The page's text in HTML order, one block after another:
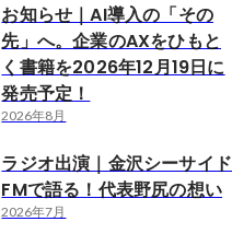
お知らせ｜AI導入の「その
先」へ。企業のAXをひもと
く書籍を2026年12月19日に
発売予定！
2026年8月
ラジオ出演｜金沢シーサイド
FMで語る！代表野尻の想い
2026年7月